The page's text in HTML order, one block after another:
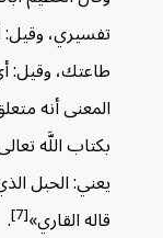
تفسيري، وقيل:
طاعتك، وقيل:
المعنى أنه
بكتاب اللَّه
يعني: الحبل
قاله القاري»[7]
.